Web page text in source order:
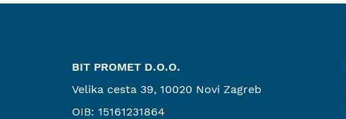
BIT PROMET D.O.O.
Velika cesta 39, 10020 Novi Zagreb
OIB: 15161231864